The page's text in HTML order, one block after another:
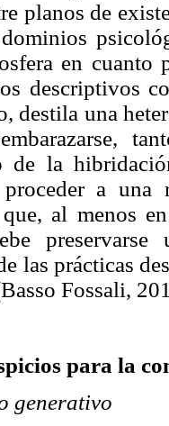
planos de
en cuanto
descriptivos
destila una
de la
a una
que, al menos
las prácticas
Fossali,
para la
generativo